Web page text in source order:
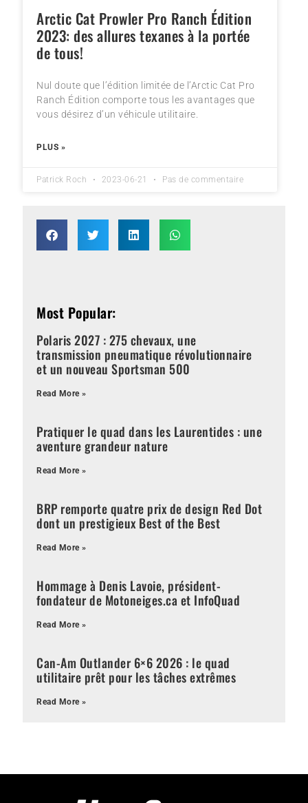
Arctic Cat Prowler Pro Ranch Édition
2023: des allures texanes à la portée
de tous!
Nul doute que l’édition limitée de l’Arctic Cat Pro
Ranch Édition comporte tous les avantages que
vous désirez d’un véhicule utilitaire.
PLUS »
Patrick Roch 2023-06-21 Pas de commentaire
Most Popular:
Polaris 2027 : 275 chevaux, une
transmission pneumatique révolutionnaire
et un nouveau Sportsman 500
Read More »
Pratiquer le quad dans les Laurentides : une
aventure grandeur nature
Read More »
BRP remporte quatre prix de design Red Dot
dont un prestigieux Best of the Best
Read More »
Hommage à Denis Lavoie, président-
fondateur de Motoneiges.ca et InfoQuad
Read More »
Can-Am Outlander 6×6 2026 : le quad
utilitaire prêt pour les tâches extrêmes
Read More »